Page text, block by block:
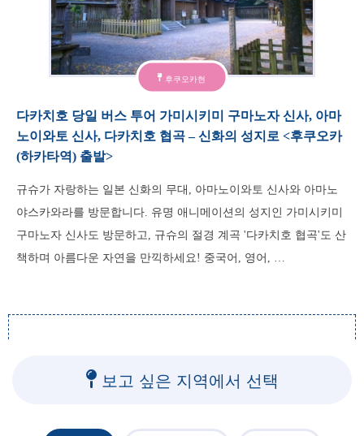
후쿠오카현
다카치호 당일 버스 투어 가미시키미 구마노자 신사, 아마
노이와토 신사, 다카치호 협곡 – 신화의 성지로 <후쿠오카
(하카타역) 출발>
규슈가 자랑하는 일본 신화의 무대, 아마노이와토 신사와 아마노
야스카와라를 방문합니다. 유명 애니메이션의 성지인 가미시키미
구마노자 신사도 방문하고, 규슈의 절경 계곡 '다카치호 협곡'도 산
책하며 아름다운 자연을 만끽하세요! 중국어, 영어, …
보고 싶은 지역에서 선택